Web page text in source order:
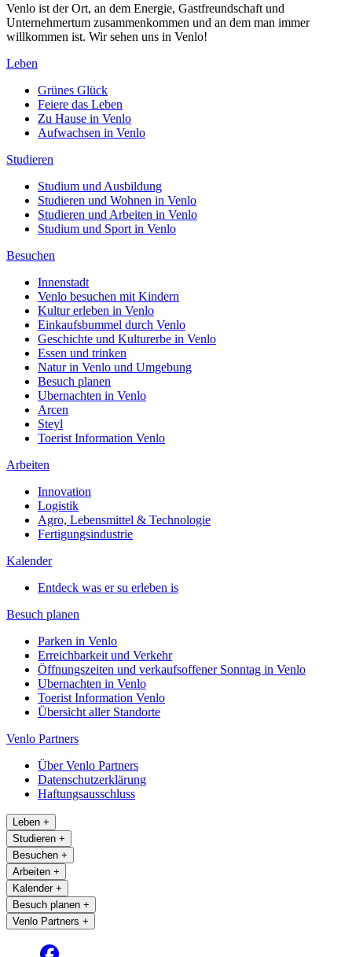
Venlo ist der Ort, an dem Energie, Gastfreundschaft und
Unternehmertum zusammenkommen und an dem man immer
willkommen ist. Wir sehen uns in Venlo!
Leben
Grünes Glück
Feiere das Leben
Zu Hause in Venlo
Aufwachsen in Venlo
Studieren
Studium und Ausbildung
Studieren und Wohnen in Venlo
Studieren und Arbeiten in Venlo
Studium und Sport in Venlo
Besuchen
Innenstadt
Venlo besuchen mit Kindern
Kultur erleben in Venlo
Einkaufsbummel durch Venlo
Geschichte und Kulturerbe in Venlo
Essen und trinken
Natur in Venlo und Umgebung
Besuch planen
Ubernachten in Venlo
Arcen
Steyl
Toerist Information Venlo
Arbeiten
Innovation
Logistik
Agro, Lebensmittel & Technologie
Fertigungsindustrie
Kalender
Entdeck was er su erleben is
Besuch planen
Parken in Venlo
Erreichbarkeit und Verkehr
Öffnungszeiten und verkaufsoffener Sonntag in Venlo
Ubernachten in Venlo
Toerist Information Venlo
Übersicht aller Standorte
Venlo Partners
Über Venlo Partners
Datenschutzerklärung
Haftungsausschluss
Leben +
Studieren +
Besuchen +
Arbeiten +
Kalender +
Besuch planen +
Venlo Partners +